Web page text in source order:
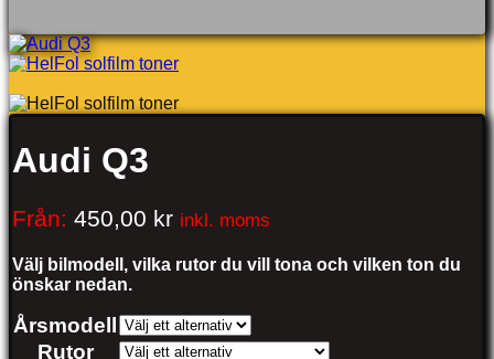
Audi Q3
Från: 450,00 kr inkl. moms
Välj bilmodell, vilka rutor du vill tona och vilken ton du
önskar nedan.
Årsmodell
Rutor